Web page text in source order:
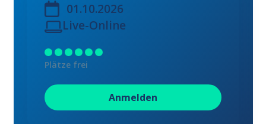
01.10.2026
Live-Online
Plätze frei
Anmelden